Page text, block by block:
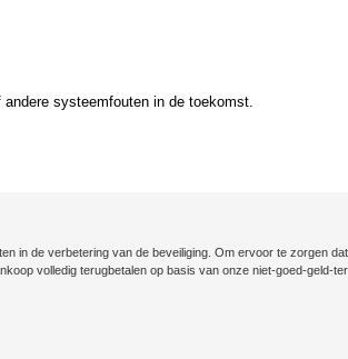
systeemfouten in de toekomst.
in de verbetering van de beveiliging. Om ervoor te zorgen
volledig terugbetalen op basis van onze niet-goed-geld-